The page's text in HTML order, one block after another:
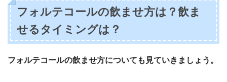
フォルテコールの飲ませ方は？飲ま
せるタイミングは？
フォルテコールの飲ませ方についても見ていきましょう。